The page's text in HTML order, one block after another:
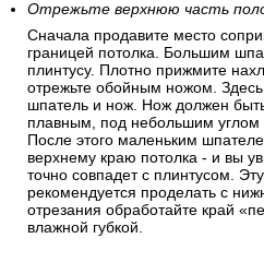
Отрежьте верхнюю часть
Сначала продавите место
границей потолка. Большим
плинтусу. Плотно прижмите
отрежьте обойным ножом.
шпатель и нож. Нож должен
плавным, под небольшим углом
После этого маленьким
верхнему краю потолка - и вы
точно совпадет с плинтусом.
рекомендуется проделать с
отрезания обработайте край
влажной губкой.